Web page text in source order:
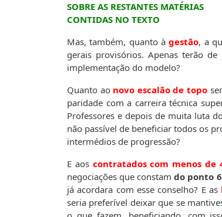
SOBRE AS RESTANTES MATÉRIAS
CONTIDAS NO TEXTO
Mas, também, quanto àgestão, a
gerais provisórios. Apenas terão
implementação do modelo?
Quanto ao novo escalão de topo
paridade com a carreira técnica
Professores e depois de muita luta
não passível de beneficiar todos os
intermédios de progressão?
E aos contratados com menos de
negociações que constamdo ponto 6
já acordara com esse conselho? E as
seria preferível deixar que se